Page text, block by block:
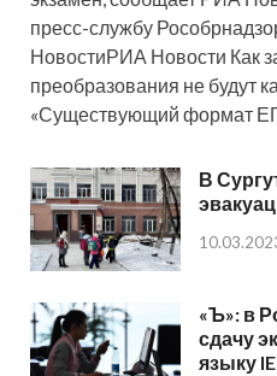
пресс-службу
НовостиРИА Новости Как
преобразования не будут
«Существующий формат
В
«Ъ»: в
сдачу
языку